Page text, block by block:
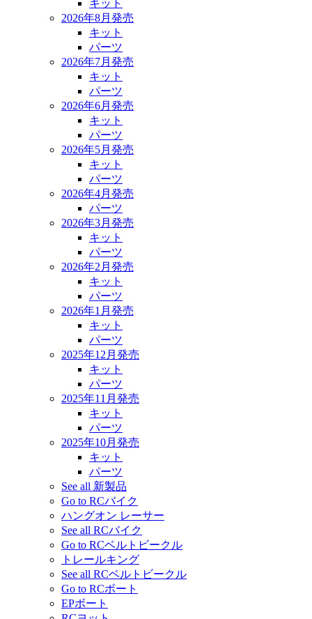
キット
2026年8月発売
キット
パーツ
2026年7月発売
キット
パーツ
2026年6月発売
キット
パーツ
2026年5月発売
キット
パーツ
2026年4月発売
パーツ
2026年3月発売
キット
パーツ
2026年2月発売
キット
パーツ
2026年1月発売
キット
パーツ
2025年12月発売
キット
パーツ
2025年11月発売
キット
パーツ
2025年10月発売
キット
パーツ
See all 新製品
Go to RCバイク
ハングオン レーサー
See all RCバイク
Go to RCベルトビークル
トレールキング
See all RCベルトビークル
Go to RCボート
EPボート